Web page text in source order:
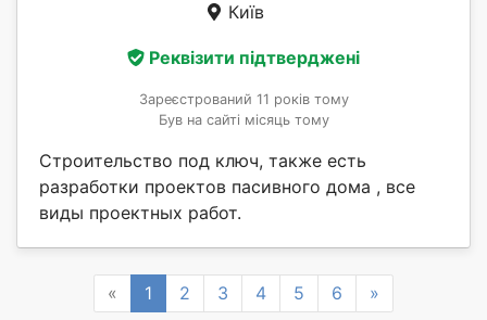
Київ
Реквізити підтверджені
Зареєстрований 11 років тому
Був на сайті місяць тому
Строительство под ключ, также есть
разработки проектов пасивного дома , все
виды проектных работ.
« Previous
1 2 3 4 5 6 »